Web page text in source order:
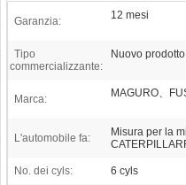
Garanzia: 12 mesi
Tipo
commercializzante:
Nuovo
Marca: MAGURO、
L'automobile fa:
Misura per la
No. dei cyls: 6 cyls